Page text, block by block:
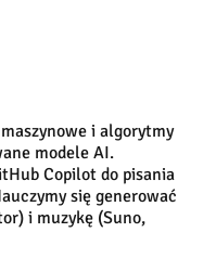
i algorytmy
modele AI.
Copilot do pisania
się generować
i muzykę (Suno,